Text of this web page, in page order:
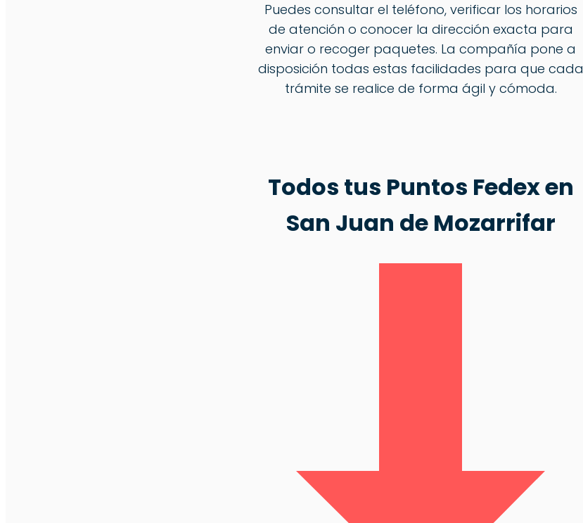
Puedes consultar el teléfono, verificar los horarios
de atención o conocer la dirección exacta para
enviar o recoger paquetes. La compañía pone a
disposición todas estas facilidades para que cada
trámite se realice de forma ágil y cómoda.
Todos tus Puntos Fedex en
San Juan de Mozarrifar